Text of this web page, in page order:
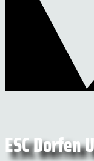
ESC Dorfen